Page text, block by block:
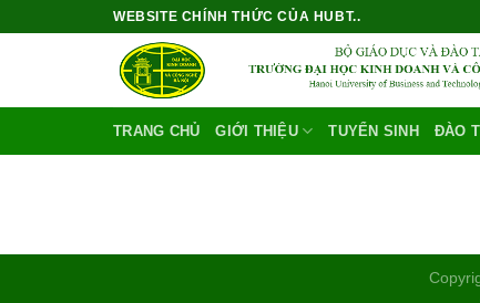
WEBSITE CHÍNH THỨC CỦA HUBT..
TRANG CHỦ GIỚI THIỆU TUYỂN SINH ĐÀO